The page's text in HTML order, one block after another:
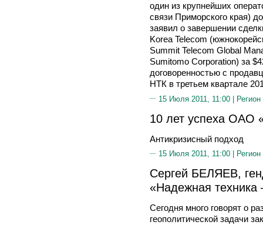
один из крупнейших
связи Приморского края)
заявил о завершении
Korea Telecom
Summit Telecom Global
Sumitomo Corporation) за
договоренностью с
НТК в третьем квартале
15 Июля 2011, 11:00 | Регион
10 лет успеха ОАО
Антикризисный подход
15 Июля 2011, 11:00 |
Сергей БЕЛЯЕВ,
«Надежная техника
Сегодня много говорят о
геополитической задачи